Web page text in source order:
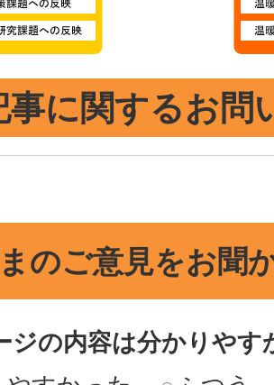
事に関するお問
のご意見をお聞
ジの内容は分かりやす